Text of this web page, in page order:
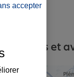
contacts et
accepter